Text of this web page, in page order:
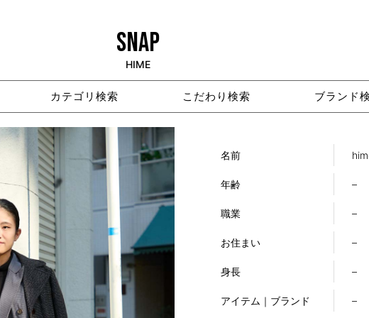
SNAP
HIME
カテゴリ検索 こだわり検索 ブランド
名前
年齢 –
職業 –
お住まい –
身長 –
アイテム｜ブランド –